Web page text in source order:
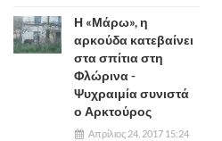
Η «Μάρω», η
αρκούδα κατεβαίνει
στα σπίτια στη
Φλώρινα -
Ψυχραιμία συνιστά
ο Αρκτούρος
Απρίλιος 24, 2017 15:24